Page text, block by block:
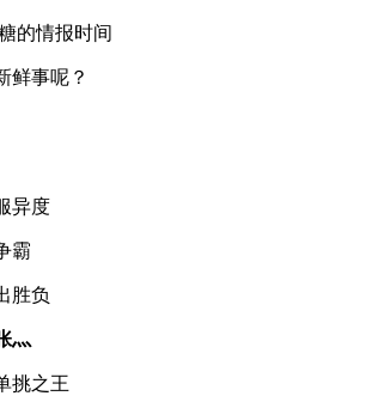
的情报时间
鲜事呢？
异度
霸
胜负
灬
挑之王